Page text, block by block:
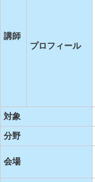
講師
プロフィール
対象
分野
会場